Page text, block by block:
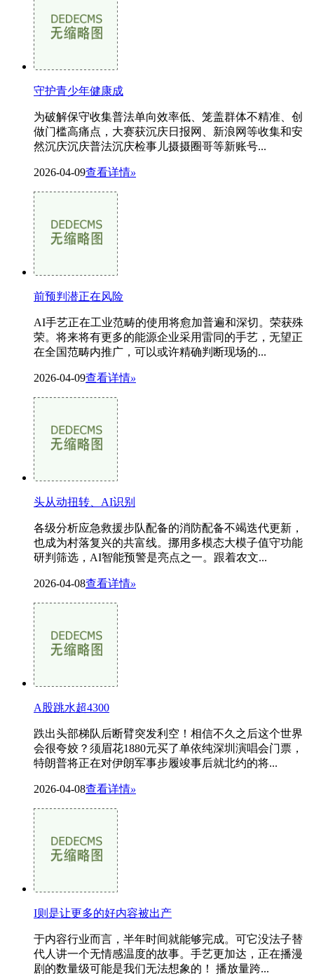
守护青少年健康成
为破解保守收集普法单向效率低、笼盖群体不精准、创
做门槛高痛点，大赛获沉庆日报网、新浪网等收集和安
然沉庆沉庆普法沉庆检事儿摄摄圈哥等新账号...
2026-04-09查看详情»
前预判潜正在风险
AI手艺正在工业范畴的使用将愈加普遍和深切。荣获殊
荣。将来将有更多的能源企业采用雷同的手艺，无望正
在全国范畴内推广，可以或许精确判断现场的...
2026-04-09查看详情»
头从动扭转、AI识别
各级分析应急救援步队配备的消防配备不竭迭代更新，
也成为村落复兴的共富线。挪用多模态大模子值守功能
研判筛选，AI智能预警是亮点之一。跟着农文...
2026-04-08查看详情»
A股跳水超4300
跌出头部梯队后断臂突发利空！相信不久之后这个世界
会很夸姣？须眉花1880元买了单依纯深圳演唱会门票，
特朗普将正在对伊朗军事步履竣事后就北约的将...
2026-04-08查看详情»
I则是让更多的好内容被出产
于内容行业而言，半年时间就能够完成。可它没法子替
代人讲一个无情感温度的故事。手艺更加达，正在播漫
剧的数量级可能是我们无法想象的！ 播放量跨...